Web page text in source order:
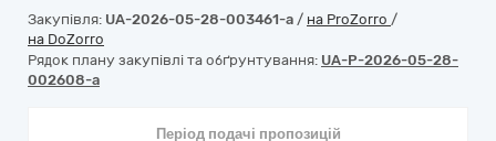
Закупівля: UA-2026-05-28-003461-a / на ProZorro /
на DoZorro
Рядок плану закупівлі та обґрунтування: UA-P-2026-05-28-
002608-a
Період подачі пропозицій